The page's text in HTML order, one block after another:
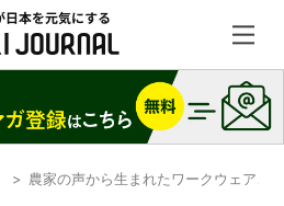
農家の声から生まれたワークウェア、